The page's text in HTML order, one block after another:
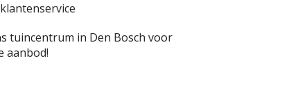
tuincentrum in Den Bosch voor
aanbod!